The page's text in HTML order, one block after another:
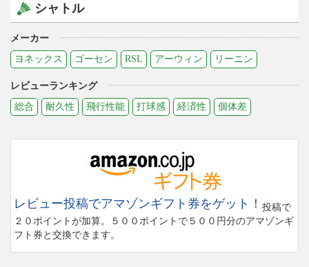
シャトル
メーカー
ヨネックス
ゴーセン RSL アーウィン リーニン
レビューランキング
総合
耐久性 飛行性能 打球感 経済性 個体差
レビュー投稿でアマゾンギフト券をゲット！ 投稿で
２０ポイントが加算。５００ポイントで５００円分のアマゾンギ
フト券と交換できます。